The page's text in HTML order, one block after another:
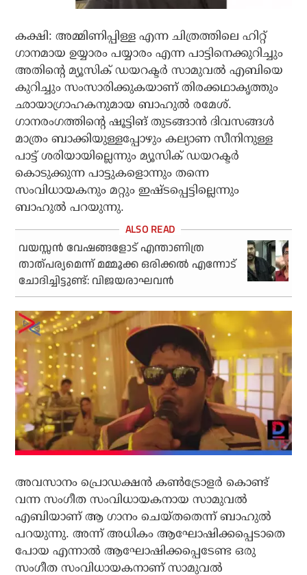
കക്ഷി: അമ്മിണിപ്പിള്ള എന്ന ചിത്രത്തിലെ ഹിറ്റ്
ഗാനമായ ഉയ്യാരം പയ്യാരം എന്ന പാട്ടിനെക്കുറിച്ചും
അതിന്റെ മ്യൂസിക് ഡയറക്ടര്‍ സാമുവല്‍ എബിയെ
കുറിച്ചും സംസാരിക്കുകയാണ് തിരക്കഥാകൃത്തും
ഛായാഗ്രാഹകനുമായ ബാഹുല്‍ രമേശ്.
ഗാനരംഗത്തിന്റെ ഷൂട്ടിങ് തുടങ്ങാന്‍ ദിവസങ്ങള്‍
മാത്രം ബാക്കിയുള്ളപ്പോഴും കല്യാണ സീനിനുള്ള
പാട്ട് ശരിയായില്ലെന്നും മ്യൂസിക് ഡയറക്ടര്‍
കൊടുക്കുന്ന പാട്ടുകളൊന്നും തന്നെ
സംവിധായകനും മറ്റും ഇഷ്ടപ്പെട്ടില്ലെന്നും
ബാഹുല്‍ പറയുന്നു.
വയസ്സന്‍ വേഷങ്ങളോട് എന്താണിത്ര
താത്പര്യമെന്ന് മമ്മൂക്ക ഒരിക്കല്‍ എന്നോട്
ചോദിച്ചിട്ടുണ്ട്: വിജയരാഘവന്‍
അവസാനം പ്രൊഡക്ഷന്‍ കണ്‍ട്രോളര്‍ കൊണ്ട്
വന്ന സംഗീത സംവിധായകനായ സാമുവല്‍
എബിയാണ് ആ ഗാനം ചെയ്തതെന്ന് ബാഹുല്‍
പറയുന്നു. അന്ന് അധികം ആഘോഷിക്കപ്പെടാതെ
പോയ എന്നാല്‍ ആഘോഷിക്കപ്പെടേണ്ട ഒരു
സംഗീത സംവിധായകനാണ് സാമുവല്‍